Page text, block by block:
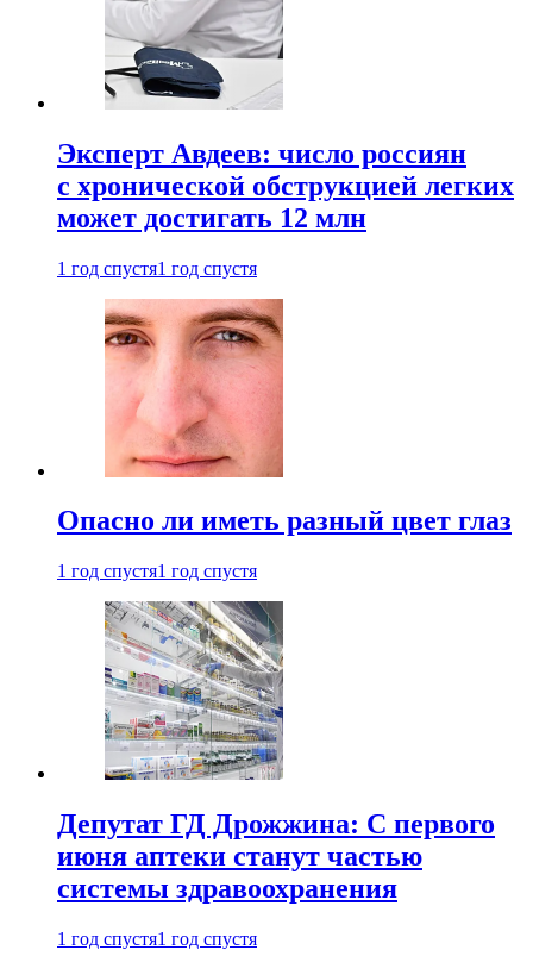
Эксперт Авдеев: число россиян
с хронической обструкцией легких
может достигать 12 млн
1 год спустя1 год спустя
Опасно ли иметь разный цвет глаз
1 год спустя1 год спустя
Депутат ГД Дрожжина: С первого
июня аптеки станут частью
системы здравоохранения
1 год спустя1 год спустя